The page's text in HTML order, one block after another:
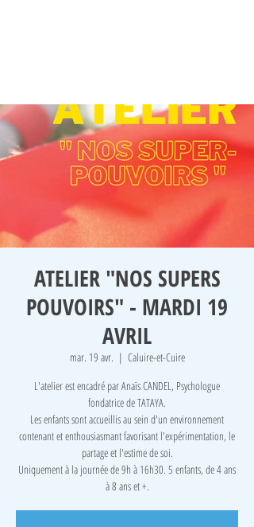
ATELIER "NOS SUPERS
POUVOIRS" - MARDI 19
AVRIL
mar. 19 avr.
  |
Caluire-et-Cuire
L'atelier est encadré par Anaïs CANDEL, Psychologue
fondatrice de TATAYA.
Les enfants sont accueillis au sein d'un environnement
contenant et enthousiasmant favorisant l'expérimentation, le
partage et l'estime de soi.
Uniquement à la journée de 9h à 16h30. 5 enfants, de 4 ans
à 8 ans et +.